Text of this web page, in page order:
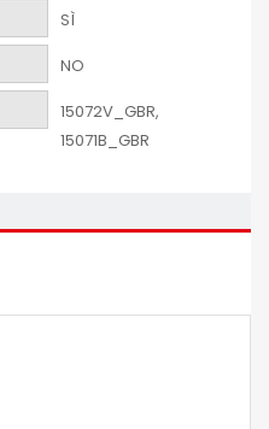
SÌ
NO
15072V_GBR,
15071B_GBR